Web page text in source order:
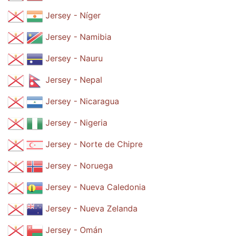
Jersey - Níger
Jersey - Namibia
Jersey - Nauru
Jersey - Nepal
Jersey - Nicaragua
Jersey - Nigeria
Jersey - Norte de Chipre
Jersey - Noruega
Jersey - Nueva Caledonia
Jersey - Nueva Zelanda
Jersey - Omán